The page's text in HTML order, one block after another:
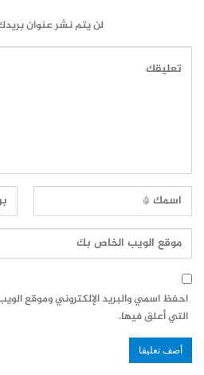
لن يتم نشر عنوان
احفظ اسمي والبريد الإلكتروني وموقع
التي أعلق فيها.